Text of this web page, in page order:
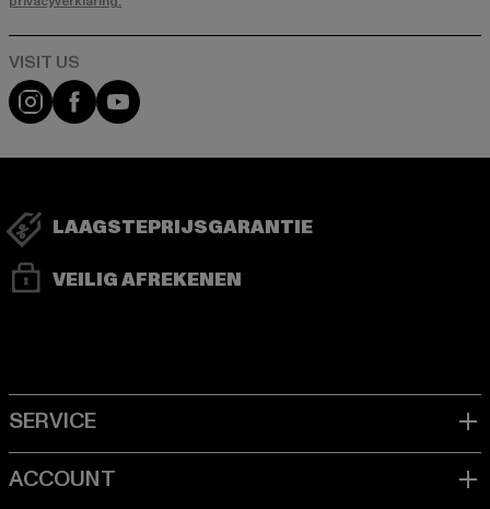
Visit our Instagram page:
Visit our Facebook page:
Visit our YouTube channel:
LAAGSTEPRIJSGARANTIE
VEILIG AFREKENEN